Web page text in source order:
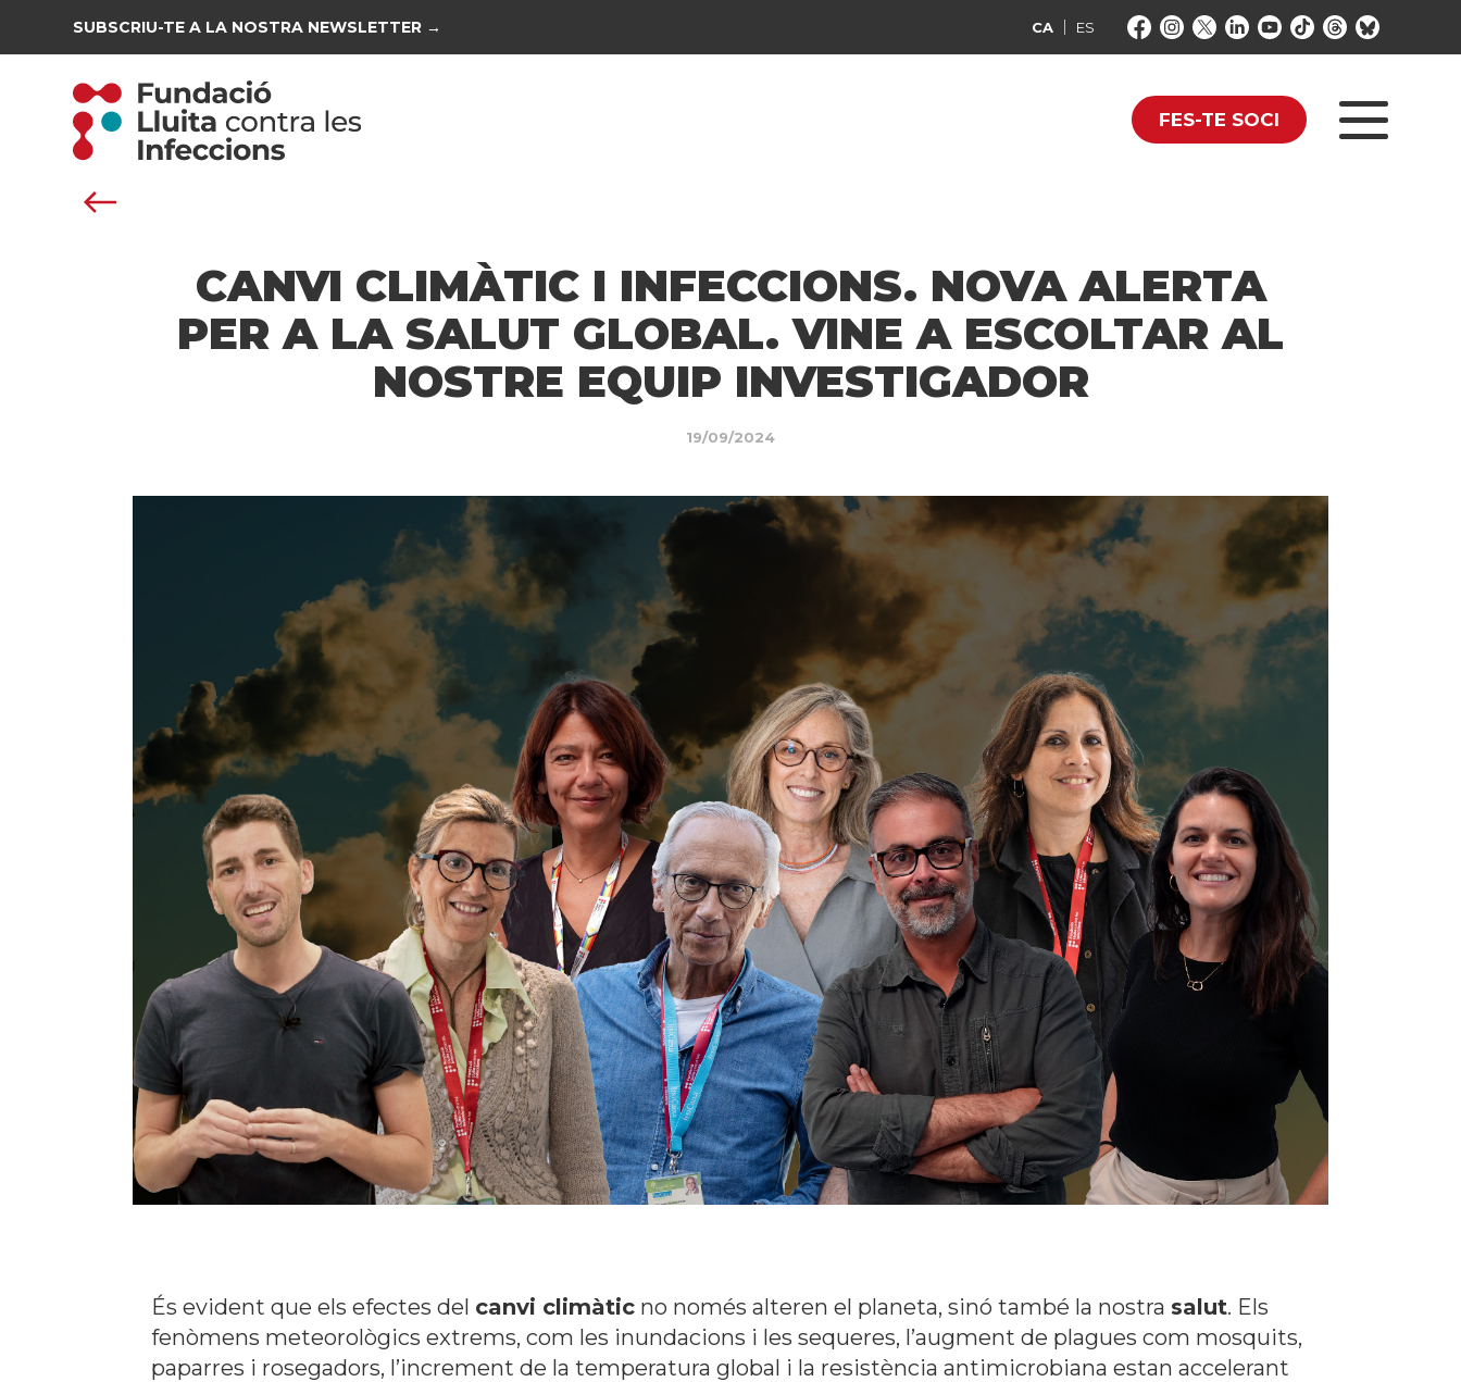
SUBSCRIU-TE A LA NOSTRA NEWSLETTER → CA ES
FES-TE SOCI
CANVI CLIMÀTIC I INFECCIONS. NOVA ALERTA
PER A LA SALUT GLOBAL. VINE A ESCOLTAR AL
NOSTRE EQUIP INVESTIGADOR
19/09/2024
És evident que els efectes del canvi climàtic no només alteren el planeta, sinó també la nostra salut. Els
fenòmens meteorològics extrems, com les inundacions i les sequeres, l’augment de plagues com mosquits,
paparres i rosegadors, l’increment de la temperatura global i la resistència antimicrobiana estan accelerant